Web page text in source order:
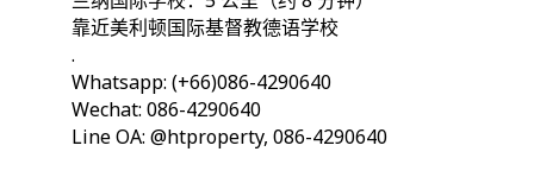
靠近美利顿国际基督教德语学校
.
Whatsapp: (+66)086-4290640
Wechat: 086-4290640
Line OA: @htproperty, 086-4290640